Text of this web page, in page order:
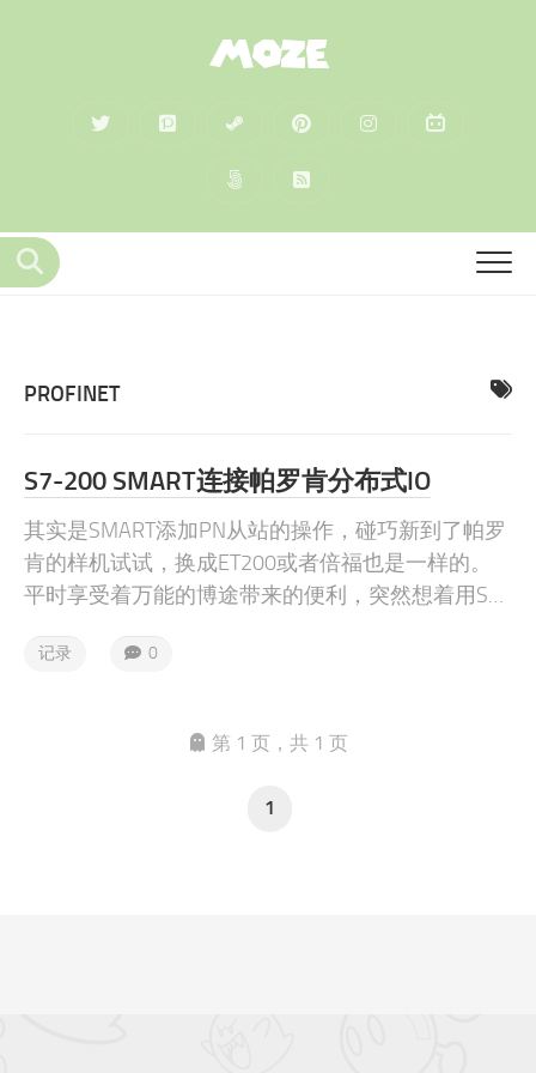
MOZE
PROFINET
S7-200 SMART连接帕罗肯分布式IO
其实是SMART添加PN从站的操作，碰巧新到了帕罗
肯的样机试试，换成ET200或者倍福也是一样的。
平时享受着万能的博途带来的便利，突然想着用SM
记录 0
第 1 页，共 1 页
1